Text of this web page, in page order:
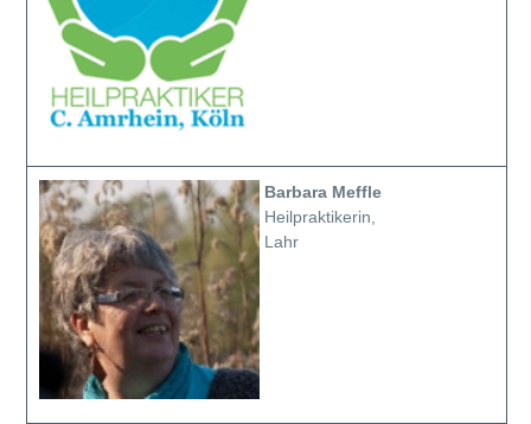
Barbara Meffle
Heilpraktikerin,
Lahr